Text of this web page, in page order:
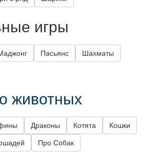
игры
Пасьянс Шахматы
животных
Драконы Котята Кошки
Про Собак